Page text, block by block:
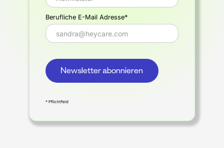
Berufliche E-Mail Adresse*
* Pflichtfeld